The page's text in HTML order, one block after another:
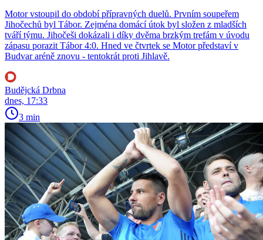
Motor vstoupil do období přípravných duelů. Prvním soupeřem
Jihočechů byl Tábor. Zejména domácí útok byl složen z mladších
tváří týmu. Jihočeši dokázali i díky dvěma brzkým trefám v úvodu
zápasu porazit Tábor 4:0. Hned ve čtvrtek se Motor představí v
Budvar aréně znovu - tentokrát proti Jihlavě.
Budějcká Drbna
dnes, 17:33
3 min